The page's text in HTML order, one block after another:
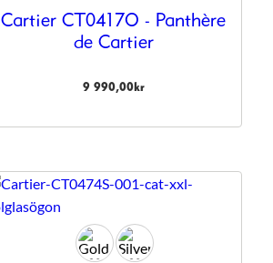
Cartier CT0417O - Panthère
de Cartier
9 990,00kr